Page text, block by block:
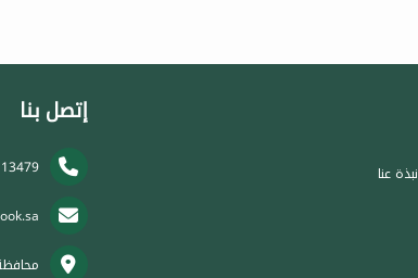
نبذة عنا
إتصل بنا